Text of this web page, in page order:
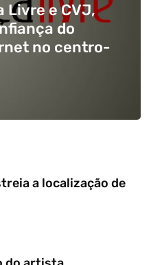
Livre e CVJ,
do
no centro-
a localização de